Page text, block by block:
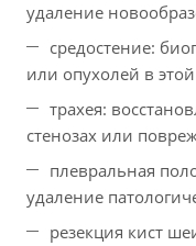
удаление
средостение:
или опухолей в
трахея:
стенозах или
плевральная
удаление
резекция кист